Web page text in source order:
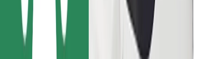
წესები და პირობები
Cookies